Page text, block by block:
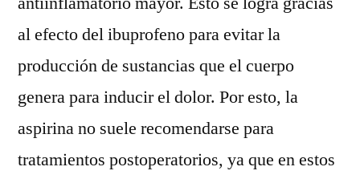
al efecto del ibuprofeno para evitar la
producción de sustancias que el cuerpo
genera para inducir el dolor. Por esto, la
aspirina no suele recomendarse para
tratamientos postoperatorios, ya que en estos